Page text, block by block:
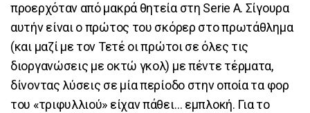
προερχόταν από μακρά θητεία στη Serie A. Σίγουρα
αυτήν είναι ο πρώτος του σκόρερ στο πρωτάθλημα
(και μαζί με τον Τετέ οι πρώτοι σε όλες τις
διοργανώσεις με οκτώ γκολ) με πέντε τέρματα,
δίνοντας λύσεις σε μία περίοδο στην οποία τα φορ
του «τριφυλλιού» είχαν πάθει… εμπλοκή. Για το